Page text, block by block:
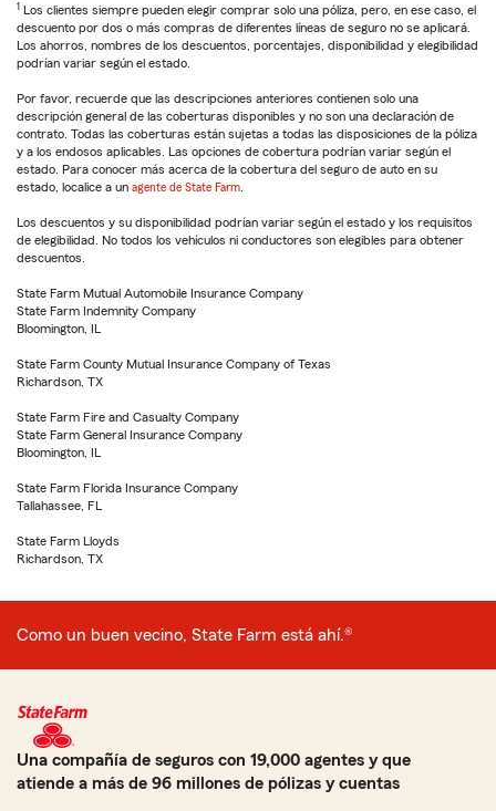
1 Los clientes siempre pueden elegir comprar solo una póliza, pero, en ese caso, el
descuento por dos o más compras de diferentes líneas de seguro no se aplicará.
Los ahorros, nombres de los descuentos, porcentajes, disponibilidad y elegibilidad
podrían variar según el estado.
Por favor, recuerde que las descripciones anteriores contienen solo una
descripción general de las coberturas disponibles y no son una declaración de
contrato. Todas las coberturas están sujetas a todas las disposiciones de la póliza
y a los endosos aplicables. Las opciones de cobertura podrían variar según el
estado. Para conocer más acerca de la cobertura del seguro de auto en su
estado, localice a un agente de State Farm
Los descuentos y su disponibilidad podrían variar según el estado y los requisitos
de elegibilidad. No todos los vehículos ni conductores son elegibles para obtener
descuentos.
State Farm Mutual Automobile Insurance Company
State Farm Indemnity Company
Bloomington, IL
State Farm County Mutual Insurance Company of Texas
Richardson, TX
State Farm Fire and Casualty Company
State Farm General Insurance Company
Bloomington, IL
State Farm Florida Insurance Company
Tallahassee, FL
State Farm Lloyds
Richardson, TX
Como un buen vecino, State Farm está ahí.®
Una compañía de seguros con 19,000 agentes y que
atiende a más de 96 millones de pólizas y cuentas